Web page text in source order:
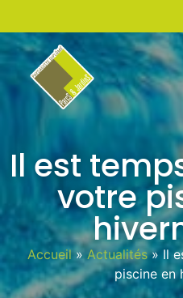
Il est
votre
Accueil » Actualités » Il
piscine en